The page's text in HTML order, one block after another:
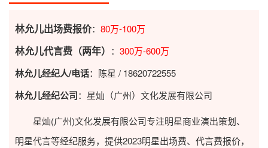
林允儿出场费报价： 80万-100万
林允儿代言费（两年） ： 300万-600万
林允儿经纪人/电话：陈星 / 18620722555
林允儿经纪公司：星灿（广州）文化发展有限公司
星灿(广州)文化发展有限公司专注明星商业演出策划、
明星代言等经纪服务，提供2023明星出场费、代言费报价，